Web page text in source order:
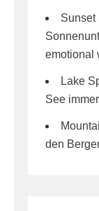
Sunset
emotional
Lake
See
den